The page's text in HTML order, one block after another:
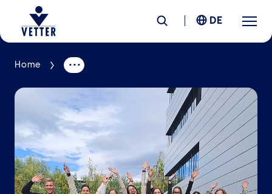
Unternehmen
Verantwortung
Services
Standorte
DE
Home